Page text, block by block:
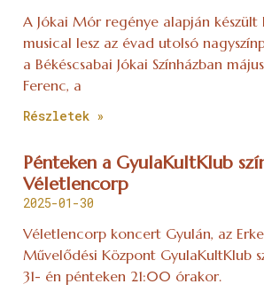
A Jókai Mór regénye alapján készült
musical lesz az évad utolsó
a Békéscsabai Jókai Színházban
Ferenc, a
Részletek »
Pénteken a GyulaKultKlub
Véletlencorp
2025-01-30
Véletlencorp koncert Gyulán, az
Művelődési Központ GyulaKultKlub
31- én pénteken 21:00 órakor.